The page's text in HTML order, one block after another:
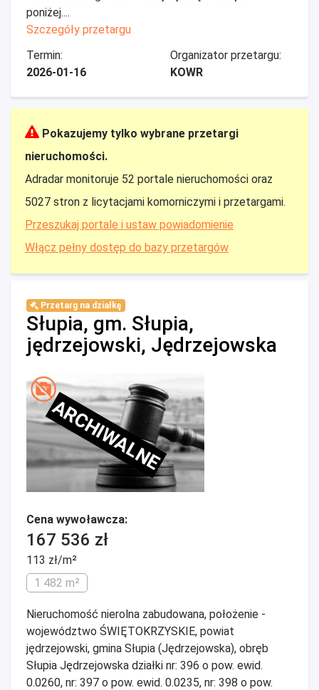
poniżej....
Szczegóły przetargu
Termin:
2026-01-16
Organizator przetargu:
KOWR
Pokazujemy tylko wybrane przetargi
nieruchomości.
Adradar monitoruje 52 portale nieruchomości oraz
5027 stron z licytacjami komorniczymi i przetargami.
Przeszukaj portale i ustaw powiadomienie
Włącz pełny dostęp do bazy przetargów
Przetarg na działkę
Słupia, gm. Słupia,
jędrzejowski, Jędrzejowska
ARCHIWALNE
Cena wywoławcza:
167 536 zł
113 zł/m²
1 482 m²
Nieruchomość nierolna zabudowana, położenie -
województwo ŚWIĘTOKRZYSKIE, powiat
jędrzejowski, gmina Słupia (Jędrzejowska), obręb
Słupia Jędrzejowska działki nr: 396 o pow. ewid.
0.0260, nr: 397 o pow. ewid. 0.0235, nr: 398 o pow.